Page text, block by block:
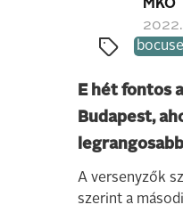
MKO
2022.
bocuse
E hét fontos
Budapest,
A versenyzők
szerint a